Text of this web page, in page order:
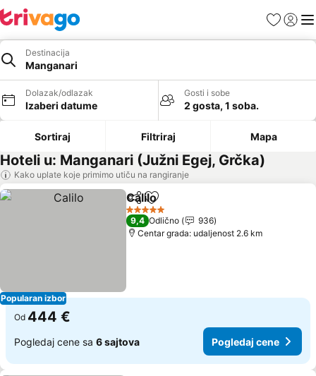
FavoritiPrijavi
Destinacija
Manganari
Dolazak/odlazak
Izaberi datume
Gosti i sobe
2 gosta, 1 soba.
Sortiraj Filtriraj Mapa
Hoteli u: Manganari (Južni Egej, Grčka)
Kako uplate koje primimo utiču na rangiranje
Popularan izbor
Deli Dodati u favorite
Calilo
5 Zvezdice
9,4 Odlično
936
Centar grada: udaljenost 2.6 km
Od 444 €
Pogledaj cene sa 6 sajtova Pogledaj cene